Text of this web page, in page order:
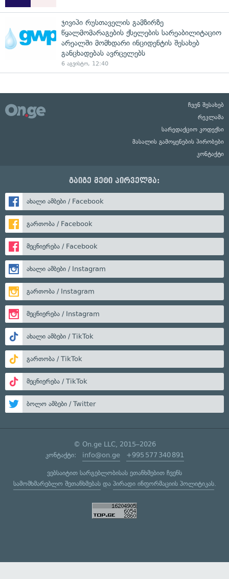
ჯივიპი რუსთაველის გამზირზე
წყალმომარაგების ქსელების სარეაბილიტაციო
არეალში მომხდარი ინციდენტის შესახებ
განცხადებას ავრცელებს
6 აგვისტო, 12:40
ჩვენ შესახებ
რეკლამა
სარედაქციო კოდექსი
მასალის გამოყენების პირობები
კონტაქტი
გაიგე მეტი პირველმა:
ახალი ამბები / Facebook
გართობა / Facebook
მეცნიერება / Facebook
ახალი ამბები / Instagram
გართობა / Instagram
მეცნიერება / Instagram
ახალი ამბები / TikTok
გართობა / TikTok
მეცნიერება / TikTok
ბოლო ამბები / Twitter
© On.ge LLC, 2015–2026
კონტაქტი: info@on.ge +995 577 340 891
ვებსაიტით სარგებლობისას ეთანხმებით ჩვენს
სამომხმარებლო შეთანხმებასდა პირადი ინფორმაციის პოლიტიკას.